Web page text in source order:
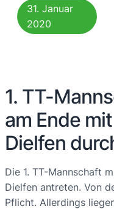
31. Januar
2020
1. TT-
am Ende
Dielfen
Die 1. TT-Mannschaft
Dielfen antreten. Von
Pflicht. Allerdings